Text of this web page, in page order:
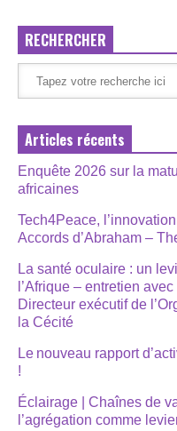
RECHERCHER
Articles récents
Enquête 2026 sur la
africaines
Tech4Peace,
Accords d’Abraham –
La santé oculaire : un
l’Afrique – entretien
Directeur exécutif de
la Cécité
Le nouveau rapport
!
Éclairage | Chaînes de
l’agrégation comme